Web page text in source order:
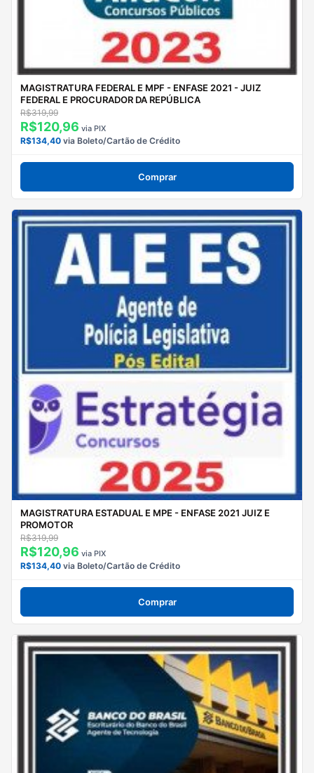
MAGISTRATURA FEDERAL E MPF - ENFASE 2021 - JUIZ
FEDERAL E PROCURADOR DA REPÚBLICA
R$319,99
R$120,96 via PIX
R$134,40 via Boleto/Cartão de Crédito
Comprar
MAGISTRATURA ESTADUAL E MPE - ENFASE 2021 JUIZ E
PROMOTOR
R$319,99
R$120,96 via PIX
R$134,40 via Boleto/Cartão de Crédito
Comprar